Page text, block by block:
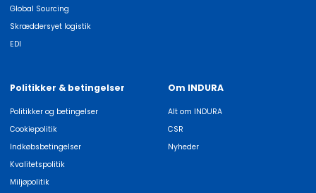
Global Sourcing
Skræddersyet logistik
EDI
Politikker & betingelser
Politikker og betingelser
Cookiepolitik
Indkøbsbetingelser
Kvalitetspolitik
Miljøpolitik
Om INDURA
Alt om INDURA
CSR
Nyheder